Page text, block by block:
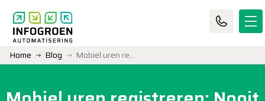
Home Blog Mobiel uren registreren: Nooit meer vergeten of achterlopen